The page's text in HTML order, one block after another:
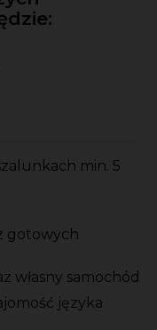
min. 5
gotowych
własny samochód
języka